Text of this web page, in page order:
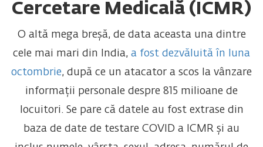
Cercetare Medicală (ICMR)
O altă mega breșă, de data aceasta una dintre
cele mai mari din India, a fost dezvăluită în luna
octombrie, după ce un atacator a scos la vânzare
informații personale despre 815 milioane de
locuitori. Se pare că datele au fost extrase din
baza de date de testare COVID a ICMR și au